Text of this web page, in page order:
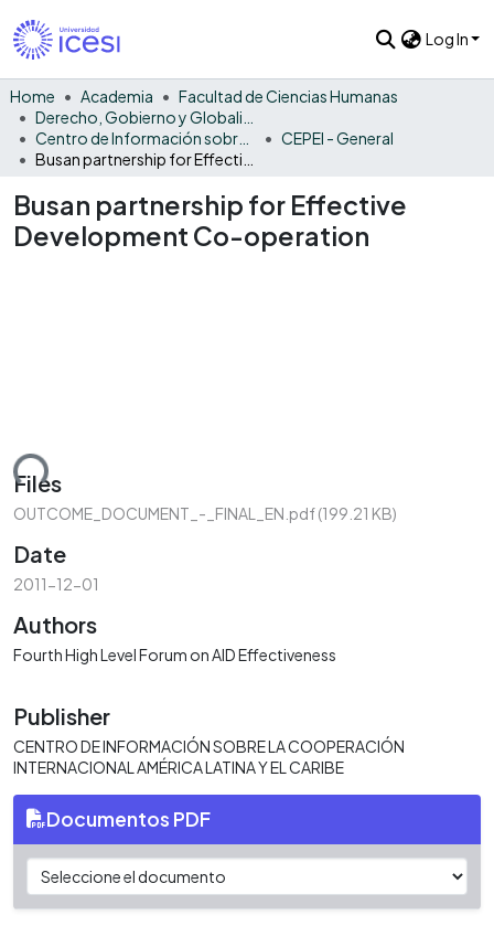
Log In
Home Academia
Facultad de Ciencias Humanas
CEPEI - General
Busan partnership for Effective
Development Co-­operation
Files
OUTCOME_DOCUMENT_-_FINAL_EN.pdf(199.21 KB)
Date
2011-12-01
Authors
Fourth High Level Forum on AID Effectiveness
Publisher
CENTRO DE INFORMACIÓN SOBRE LA COOPERACIÓN
INTERNACIONAL AMÉRICA LATINA Y EL CARIBE
Documentos PDF